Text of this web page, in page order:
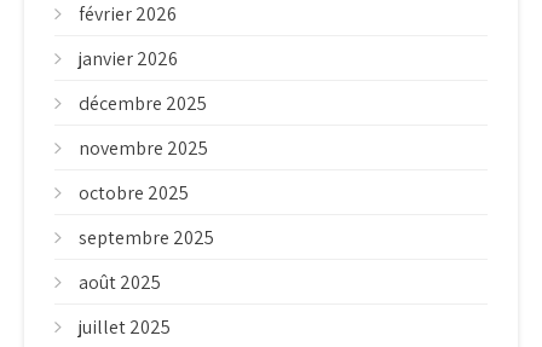
février 2026
janvier 2026
décembre 2025
novembre 2025
octobre 2025
septembre 2025
août 2025
juillet 2025